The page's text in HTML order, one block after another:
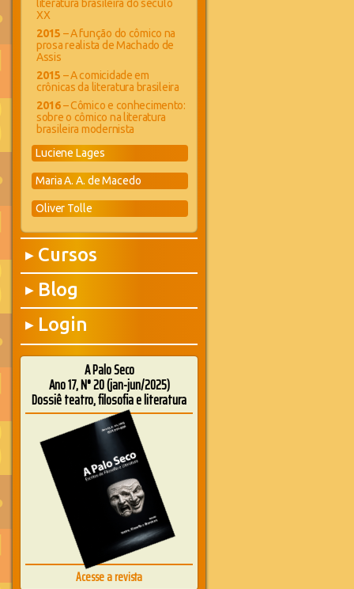
literatura brasileira do século
XX
2015 – A função do cômico na
prosa realista de Machado de
Assis
2015 – A comicidade em
crônicas da literatura brasileira
2016– Cômico e conhecimento:
sobre o cômico na literatura
brasileira modernista
Luciene Lages
Maria A. A. de Macedo
Oliver Tolle
▶ Cursos
▶ Blog
▶ Login
A Palo Seco
Ano 17, N° 20 (jan-jun/2025)
Dossiê teatro, filosofia e literatura
Acesse a revista